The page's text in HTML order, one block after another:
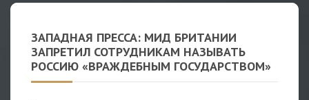
ЗАПАДНАЯ ПРЕССА: МИД БРИТАНИИ
ЗАПРЕТИЛ СОТРУДНИКАМ НАЗЫВАТЬ
РОССИЮ «ВРАЖДЕБНЫМ ГОСУДАРСТВОМ»